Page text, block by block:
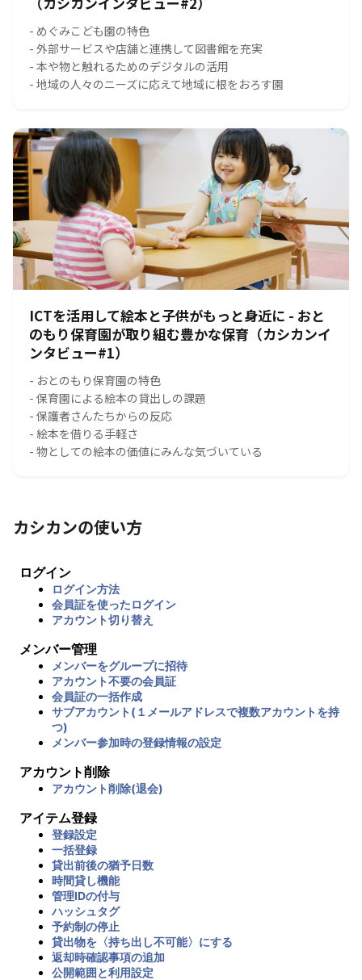
- めぐみこども園の特色
- 外部サービスや店舗と連携して図書館を充実
- 本や物と触れるためのデジタルの活用
- 地域の人々のニーズに応えて地域に根をおろす園
ICTを活用して絵本と子供がもっと身近に - おと
のもり保育園が取り組む豊かな保育（カシカンイ
ンタビュー#1）
- おとのもり保育園の特色
- 保育園による絵本の貸出しの課題
- 保護者さんたちからの反応
- 絵本を借りる手軽さ
- 物としての絵本の価値にみんな気づいている
カシカンの使い方
ログイン
ログイン方法
会員証を使ったログイン
アカウント切り替え
メンバー管理
メンバーをグループに招待
アカウント不要の会員証
会員証の一括作成
サブアカウント(１メールアドレスで複数アカウントを持
つ)
メンバー参加時の登録情報の設定
アカウント削除
アカウント削除(退会)
アイテム登録
登録設定
一括登録
貸出前後の猶予日数
時間貸し機能
管理IDの付与
ハッシュタグ
予約制の停止
貸出物を〈持ち出し不可能〉にする
返却時確認事項の追加
公開範囲と利用設定